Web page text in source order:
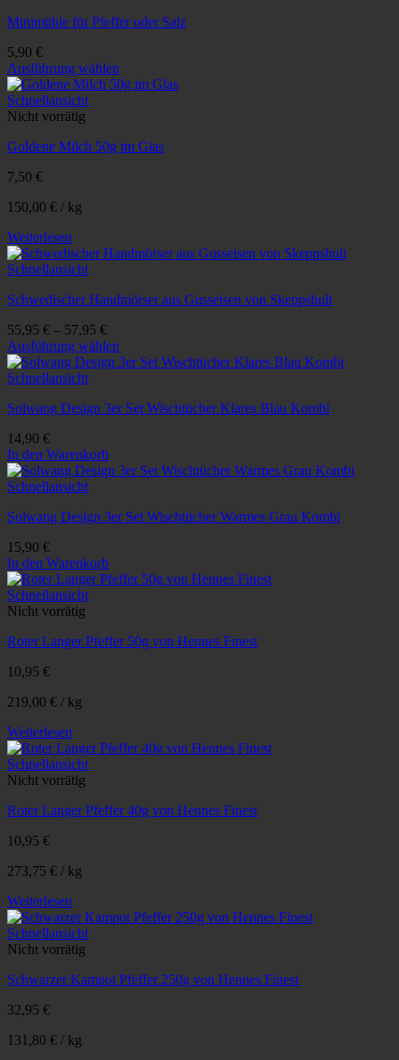
Minimühle für Pfeffer oder Salz
5,90 €
Ausführung wählen
Dieses
Produkt
weist
Varianten
Die
können
der
Produktseite
gewählt
werden
Schnellansicht
Nicht vorrätig
Goldene Milch 50g im Glas
7,50 €
150,00 € / kg
Weiterlesen
Schnellansicht
Schwedischer Handmörser aus Gusseisen von Skeppshult
55,95 € – 57,95 €
Ausführung wählen
Dieses
Produkt
mehrere
auf.
Die
Optionen
können
der
gewählt
werden
Schnellansicht
Solwang Design 3er Set Wischtücher Klares Blau Kombi
14,90 €
In den Warenkorb
Schnellansicht
Solwang Design 3er Set Wischtücher Warmes Grau Kombi
15,90 €
In den Warenkorb
Schnellansicht
Nicht vorrätig
Roter Langer Pfeffer 50g von Hennes Finest
10,95 €
219,00 € / kg
Weiterlesen
Schnellansicht
Nicht vorrätig
Roter Langer Pfeffer 40g von Hennes Finest
10,95 €
273,75 € / kg
Weiterlesen
Schnellansicht
Nicht vorrätig
Schwarzer Kampot Pfeffer 250g von Hennes Finest
32,95 €
131,80 € / kg